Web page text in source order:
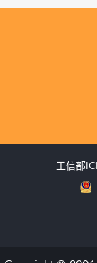
工信部